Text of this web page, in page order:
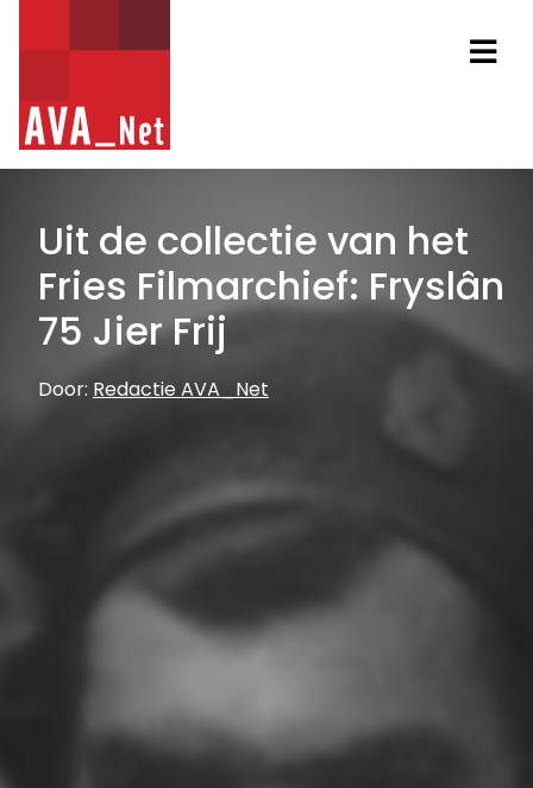
AVA_NET
Uit de collectie van het
Fries Filmarchief: Fryslân
75 Jier Frij
Door: Redactie AVA_Net